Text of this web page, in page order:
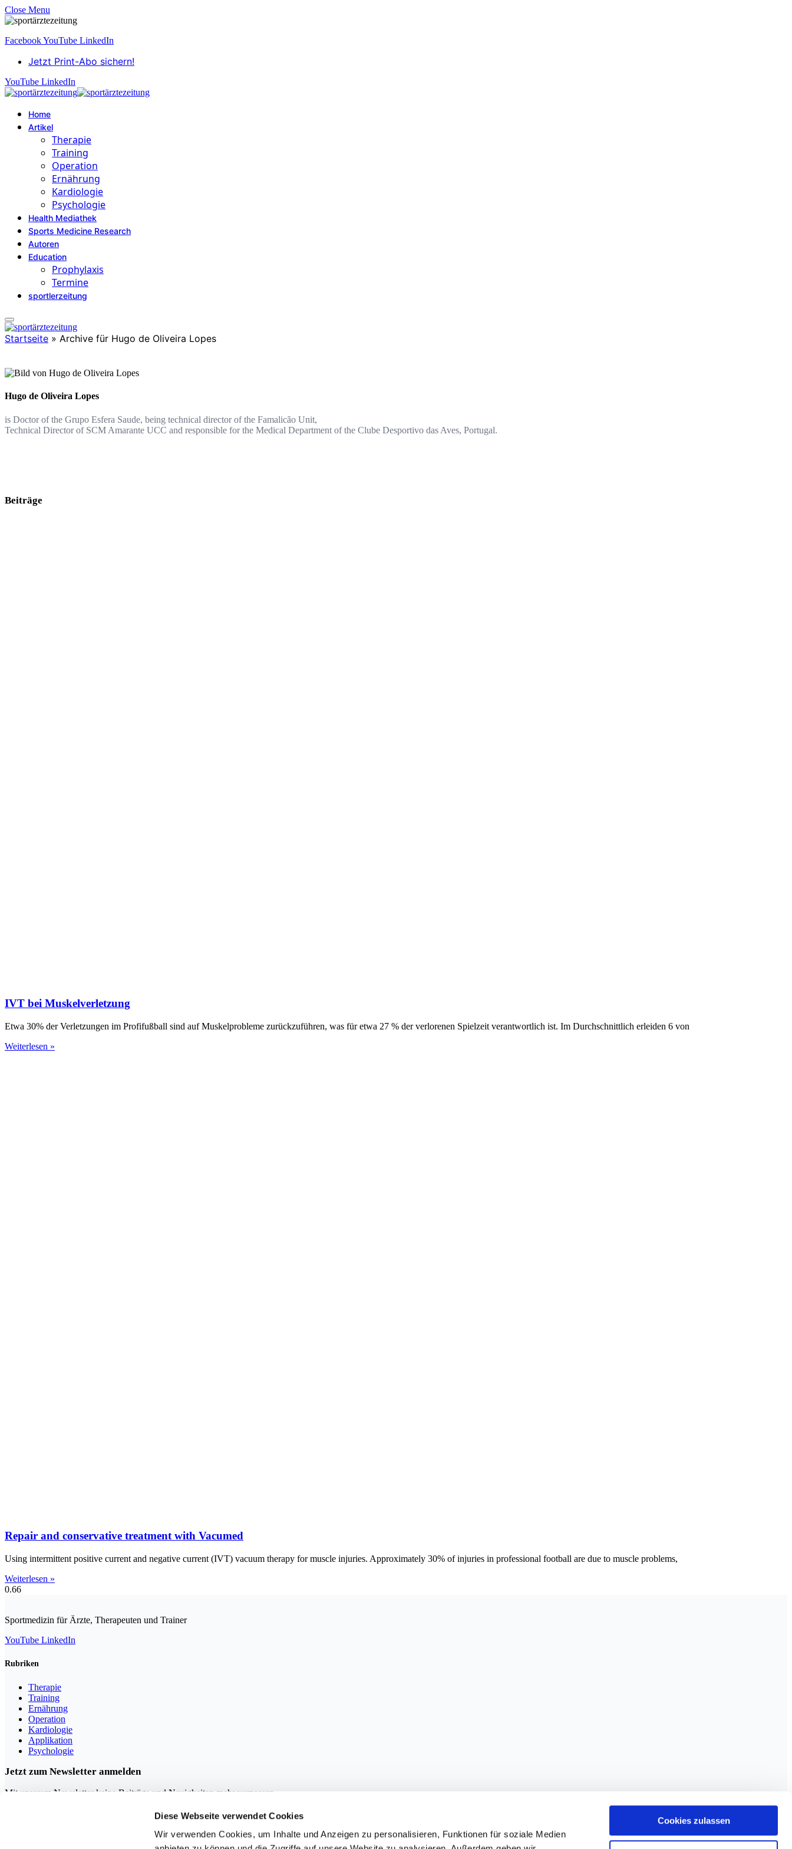
Diese Webseite verwendet Cookies
Wir verwenden Cookies, um Inhalte und Anzeigen zu personalisieren, Funktionen für soziale Medien
Cookies zulassen
Close Menu
FacebookYouTube LinkedIn
Jetzt Print-Abo sichern!
YouTube LinkedIn
Home
Artikel
Therapie
Training
Operation
Ernährung
Kardiologie
Psychologie
Health Mediathek
Sports Medicine Research
Autoren
Education
Prophylaxis
Termine
sportlerzeitung
Startseite » Archive für Hugo de Oliveira Lopes
Hugo de Oliveira Lopes
is Doctor of the Grupo Esfera Saude, being technical director of the Famalicão Unit,
Technical Director of SCM Amarante UCC and responsible for the Medical Department of the Clube Desportivo das Aves, Portugal.
Beiträge
IVT bei Muskelverletzung
Etwa 30% der Verletzungen im Profifußball sind auf Muskelprobleme zurückzuführen, was für etwa 27 % der verlorenen Spielzeit verantwortlich ist. Im Durchschnittlich erleiden 6 von
Weiterlesen »
Repair and conservative treatment with Vacumed
Using intermittent positive current and negative current (IVT) vacuum therapy for muscle injuries. Approximately 30% of injuries in professional football are due to muscle problems,
Weiterlesen »
Sportmedizin für Ärzte, Therapeuten und Trainer
YouTube LinkedIn
Rubriken
Therapie
Training
Ernährung
Operation
Kardiologie
Applikation
Psychologie
Jetzt zum Newsletter anmelden
Mit unserem Newsletter keine Beiträge und Neuigkeiten mehr verpassen.